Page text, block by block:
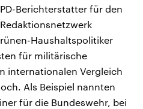
Berichterstatter für den
Haushaltspolitiker
für militärische
internationalen Vergleich
Als Beispiel ⁠nannten
⁠für die Bundeswehr, bei